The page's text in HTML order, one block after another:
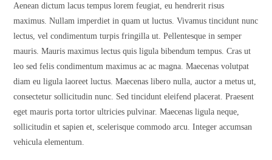
Aenean dictum lacus tempus lorem feugiat, eu hendrerit risus
maximus. Nullam imperdiet in quam ut luctus. Vivamus tincidunt nunc
lectus, vel condimentum turpis fringilla ut. Pellentesque in semper
mauris. Mauris maximus lectus quis ligula bibendum tempus. Cras ut
leo sed felis condimentum maximus ac ac magna. Maecenas volutpat
diam eu ligula laoreet luctus. Maecenas libero nulla, auctor a metus ut,
consectetur sollicitudin nunc. Sed tincidunt eleifend placerat. Praesent
eget mauris porta tortor ultricies pulvinar. Maecenas ligula neque,
sollicitudin et sapien et, scelerisque commodo arcu. Integer accumsan
vehicula elementum.